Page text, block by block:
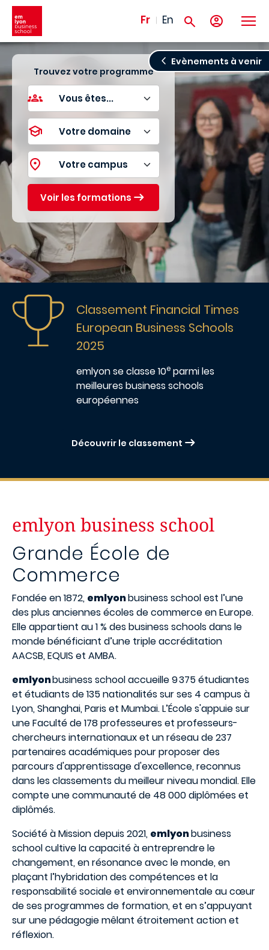
Aller au contenu principal
Fr En
Evènements à venir
Trouvez votre programme
Voir les formations
Image
Classement Financial Times
European Business Schools
2025
emlyonse classe 10e parmi les
meilleures business schools
européennes
Découvrir le classement
emlyon business school
Grande École de
Commerce
Fondée en 1872, emlyonbusiness school est l’une
des plus anciennes écoles de commerce en Europe.
Elle appartient au 1 % des business schools dans le
monde bénéficiant d’une triple accréditation
AACSB, EQUIS et AMBA.
emlyonbusiness school accueille 9 375 étudiantes
et étudiants de 135 nationalités sur ses 4 campus à
Lyon, Shanghai, Paris et Mumbai. L’École s'appuie sur
une Faculté de 178 professeures et professeurs-
chercheurs internationaux et un réseau de 237
partenaires académiques pour proposer des
parcours d'apprentissage d'excellence, reconnus
dans les classements du meilleur niveau mondial. Elle
compte une communauté de 48 000 diplômées et
diplômés.
Société à Mission depuis 2021, emlyonbusiness
school cultive la capacité à entreprendre le
changement, en résonance avec le monde, en
plaçant l’hybridation des compétences et la
responsabilité sociale et environnementale au cœur
de ses programmes de formation, et en s’appuyant
sur une pédagogie mêlant étroitement action et
réflexion.